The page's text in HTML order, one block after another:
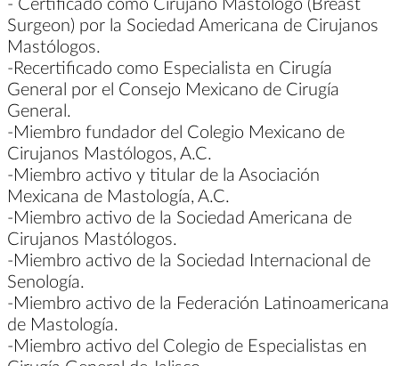
Surgeon) por la Sociedad Americana de Cirujanos
Mastólogos.
-Recertificado como Especialista en Cirugía
General por el Consejo Mexicano de Cirugía
General.
-Miembro fundador del Colegio Mexicano de
Cirujanos Mastólogos, A.C.
-Miembro activo y titular de la Asociación
Mexicana de Mastología, A.C.
-Miembro activo de la Sociedad Americana de
Cirujanos Mastólogos.
-Miembro activo de la Sociedad Internacional de
Senología.
-Miembro activo de la Federación Latinoamericana
de Mastología.
-Miembro activo del Colegio de Especialistas en